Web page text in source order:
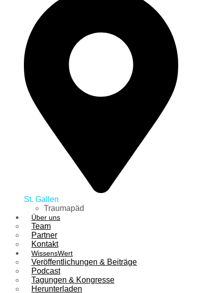
St. Gallen
Traumapäd
Über uns
Team
Partner
Kontakt
WissensWert
Veröffentlichungen & Beiträge
Podcast
Tagungen & Kongresse
Herunterladen